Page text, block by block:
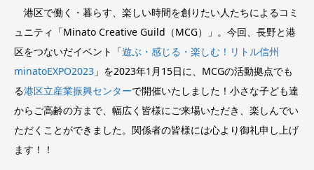
港区で働く・暮らす、楽しい時間を創りたい人たちによるコミ
ュニティ「Minato Creative Guild（MCG）」。今回、長野と港
区をつないだイベント「遊ぶ・感じる・楽しむ！リトル信州
minatoEXPO2023 」を2023年1月15日に、MCGの活動拠点でも
る港区立産業振興センターで開催いたしました！小さな子ども達
からご高齢の方まで、幅広く皆様にご来場いただき、楽しんでい
ただくことができました。関係者の皆様には心より御礼申し上げ
ます！！